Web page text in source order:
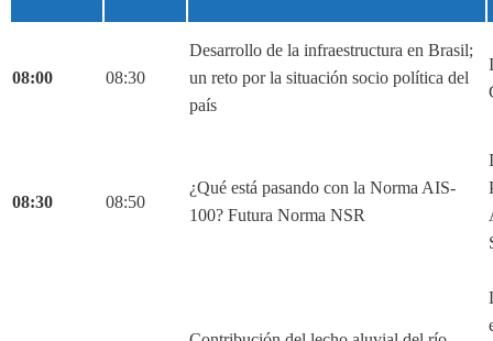
08:00 08:30
Desarrollo de la infraestructura en Brasil;
un reto por la situación socio política del
país
08:30 08:50
¿Qué está pasando con la Norma AIS-
100? Futura Norma NSR